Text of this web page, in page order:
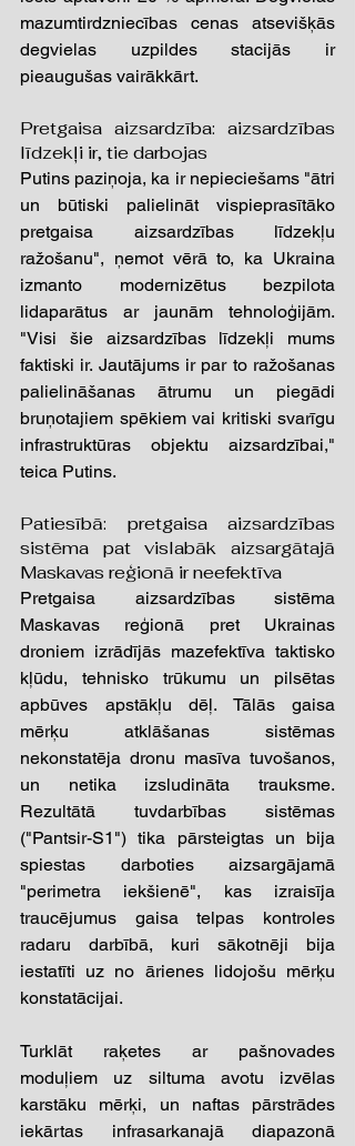
mazumtirdzniecības cenas atsevišķās
degvielas uzpildes stacijās ir
pieaugušas vairākkārt.
Pretgaisa aizsardzība: aizsardzības
līdzekļi ir, tie darbojas
Putins paziņoja, ka ir nepieciešams "ātri
un būtiski palielināt vispieprasītāko
pretgaisa aizsardzības līdzekļu
ražošanu", ņemot vērā to, ka Ukraina
izmanto modernizētus bezpilota
lidaparātus ar jaunām tehnoloģijām.
"Visi šie aizsardzības līdzekļi mums
faktiski ir. Jautājums ir par to ražošanas
palielināšanas ātrumu un piegādi
bruņotajiem spēkiem vai kritiski svarīgu
infrastruktūras objektu aizsardzībai,"
teica Putins.
Patiesībā: pretgaisa aizsardzības
sistēma pat vislabāk aizsargātajā
Maskavas reģionā ir neefektīva
Pretgaisa aizsardzības sistēma
Maskavas reģionā pret Ukrainas
droniem izrādījās mazefektīva taktisko
kļūdu, tehnisko trūkumu un pilsētas
apbūves apstākļu dēļ. Tālās gaisa
mērķu atklāšanas sistēmas
nekonstatēja dronu masīva tuvošanos,
un netika izsludināta trauksme.
Rezultātā tuvdarbības sistēmas
("Pantsir-S1") tika pārsteigtas un bija
spiestas darboties aizsargājamā
"perimetra iekšienē", kas izraisīja
traucējumus gaisa telpas kontroles
radaru darbībā, kuri sākotnēji bija
iestatīti uz no ārienes lidojošu mērķu
konstatācijai.
Turklāt raķetes ar pašnovades
moduļiem uz siltuma avotu izvēlas
karstāku mērķi, un naftas pārstrādes
iekārtas infrasarkanajā diapazonā